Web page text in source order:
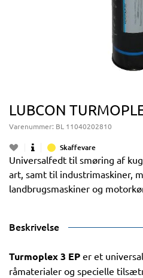
LUBCON
Varenummer: BL 11040202810
Skaffevare
Universalfedt til smøring af
art, samt til industrimaskiner,
landbrugsmaskiner og
Beskrivelse
Turmoplex 3 EP er et
råmaterialer og specielle